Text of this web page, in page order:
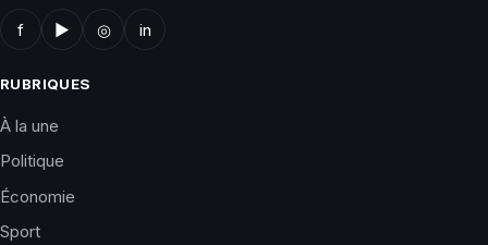
f ▶ ◎ in
RUBRIQUES
À la une
Politique
Économie
Sport